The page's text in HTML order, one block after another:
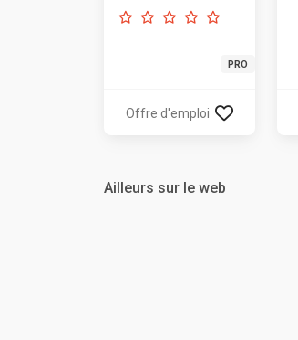
PRO
Offre d'emploi
Ailleurs sur le web